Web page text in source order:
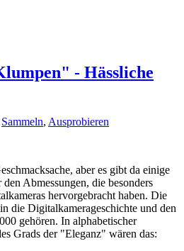
- Hässliche
Sammeln, Ausprobieren
aber es gibt da einige
Abmessungen, die besonders
hervorgebracht haben. Die
die Digitalkamerageschichte und den
gehören. In alphabetischer
Grads der "Eleganz" wären das: